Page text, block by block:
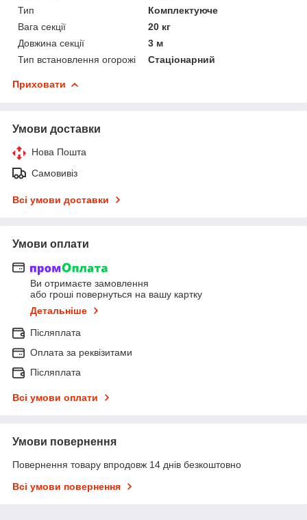
Тип
Комплектуюче
Вага секції
20 кг
Довжина секції
3 м
Тип встановлення огорожі
Стаціонарний
Приховати
Умови доставки
Нова Пошта
Самовивіз
Всі умови доставки
Умови оплати
Ви отримаєте замовлення
або гроші повернуться на вашу картку
Детальніше
Післяплата
Оплата за реквізитами
Післяплата
Всі умови оплати
Умови повернення
Повернення товару впродовж 14 днів безкоштовно
Всі умови повернення